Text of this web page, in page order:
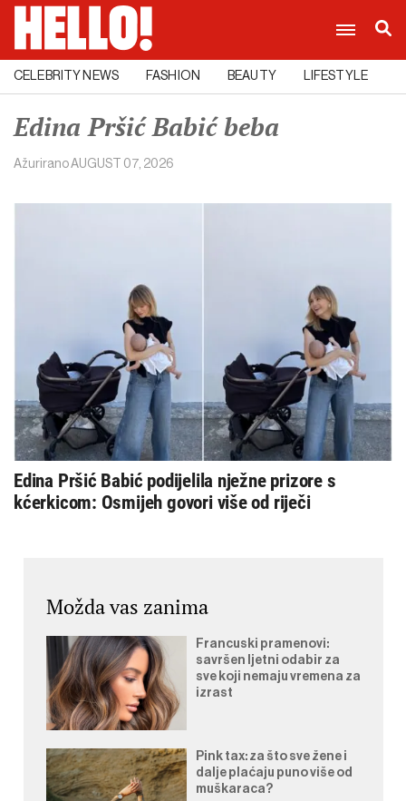
CELEBRITY NEWS FASHION BEAUTY LIFESTYLE
Edina Pršić Babić beba
AžuriranoAUGUST 07, 2026
Edina Pršić Babić podijelila nježne prizore s
kćerkicom: Osmijeh govori više od riječi
Možda vas zanima
Francuski pramenovi:
savršen ljetni odabir za
sve koji nemaju vremena za
izrast
Pink tax: za što sve žene i
dalje plaćaju puno više od
muškaraca?